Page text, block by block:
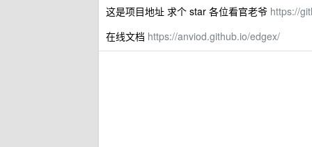
这是项目地址 求个 star 各位看官老爷 https://
在线文档 https://anviod.github.io/edgex/